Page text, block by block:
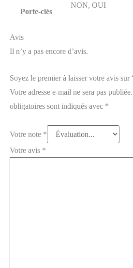
Porte-clés
NON, OUI
Avis
Il n’y a pas encore d’avis.
Soyez le premier à laisser votre avis
Votre adresse e-mail ne sera pas publiée.
obligatoires sont indiqués avec *
Votre note *
Votre avis *